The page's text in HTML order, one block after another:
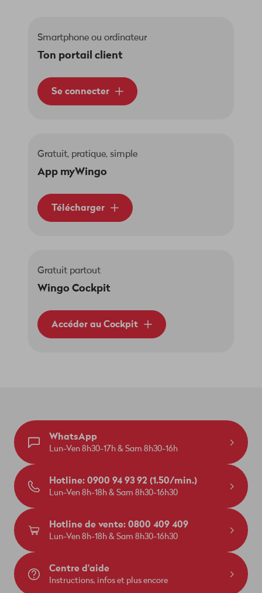
Smartphone ou ordinateur
Ton portail client
Se connecter
Gratuit, pratique, simple
App myWingo
Télécharger
Gratuit partout
Wingo Cockpit
Accéder au Cockpit
WhatsApp
Lun-Ven 8h30-17h & Sam 8h30-16h
Hotline: 0900 94 93 92 (1.50/min.)
Lun-Ven 8h-18h & Sam 8h30-16h30
Hotline de vente: 0800 409 409
Lun-Ven 8h-18h & Sam 8h30-16h30
Centre d'aide
Instructions, infos et plus encore